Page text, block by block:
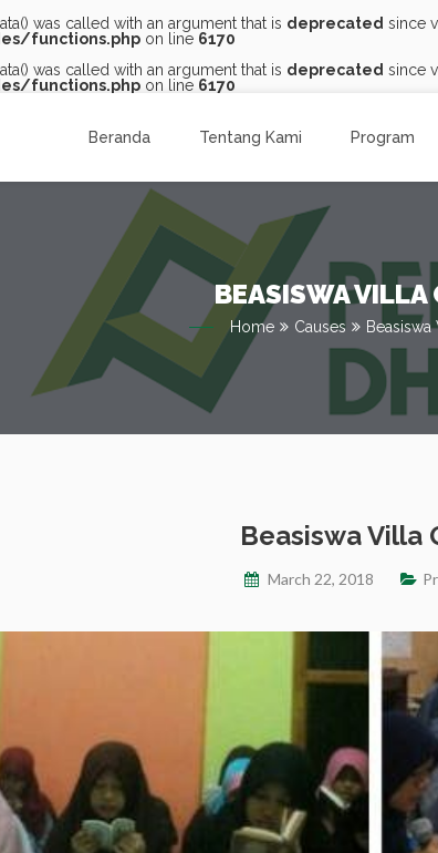
was called with an argument that is deprecated since
functions.php on line 6170
was called with an argument that is deprecated since
functions.php on line 6170
Beranda Tentang Kami Program
BEASISWA VILLA
Home Causes
Beasiswa Villa
March 22, 2018